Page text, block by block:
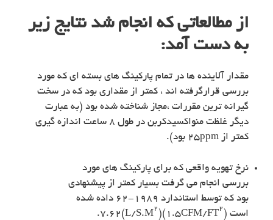
از مطالعاتی که انجام شد نتایج زیر
به دست آمد:
مقدار آلاینده ها در تمام پارکینگ های بسته ای که مورد
بررسی قرارگرفته اند ، کمتر از مقداری بود که در سخت
گیرانه ترین مقررات ،مجاز شناخته شده بود (به عبارت
دیگر غلظت منواکسیدکربن در طول ۸ ساعت اندازه گیری
کمتر از ۲۵ppm بود).
نرخ تهویه واقعی که برای پارکینگ های مورد
بررسی انجام می گرفت بسیار کمتر از پیشنهادی
بود که توسط استاندارد ۱۹۸۹-۶۲ داده شده
است (۱.۵CFM/FT ۲ )۷.۶۲(L/S.M ۲ ).